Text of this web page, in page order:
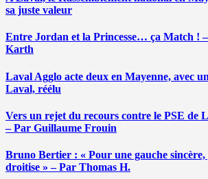
sa juste valeur
Entre Jordan et la Princesse… ça Match !
Karth
Laval Agglo acte deux en Mayenne, avec
Laval, réélu
Vers un rejet du recours contre le PSE de
– Par Guillaume Frouin
Bruno Bertier : « Pour une gauche sincère,
droitise » – Par Thomas H.